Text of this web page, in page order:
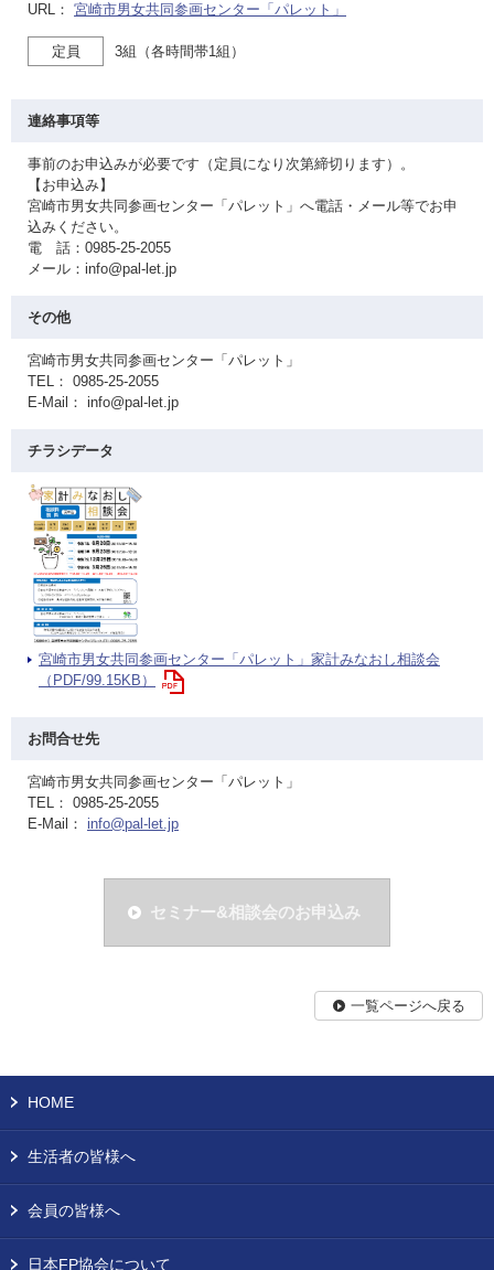
URL： 宮崎市男女共同参画センター「パレット」
定員 3組（各時間帯1組）
連絡事項等
事前のお申込みが必要です（定員になり次第締切ります）。
【お申込み】
宮崎市男女共同参画センター「パレット」へ電話・メール等でお申
込みください。
電 話：0985-25-2055
メール：info@pal-let.jp
その他
宮崎市男女共同参画センター「パレット」
TEL： 0985-25-2055
E-Mail： info@pal-let.jp
チラシデータ
宮崎市男女共同参画センター「パレット」家計みなおし相談会
（PDF/99.15KB）
お問合せ先
宮崎市男女共同参画センター「パレット」
TEL： 0985-25-2055
E-Mail： info@pal-let.jp
セミナー&相談会のお申込み
一覧ページへ戻る
HOME
生活者の皆様へ
会員の皆様へ
日本FP協会について